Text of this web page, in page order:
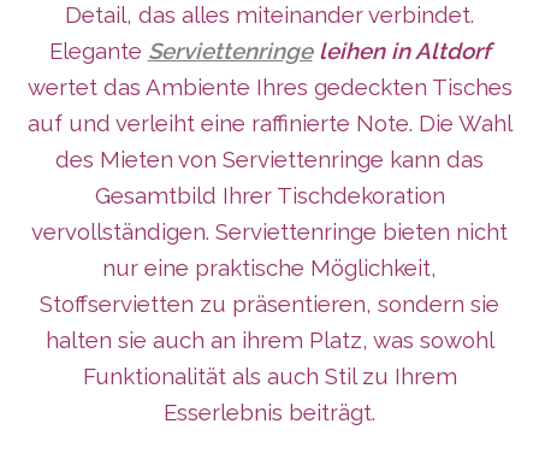
Detail, das alles miteinander verbindet.
Elegante Serviettenringeleihen in Altdorf
wertet das Ambiente Ihres gedeckten Tisches
auf und verleiht eine raffinierte Note. Die Wahl
des Mieten von Serviettenringe kann das
Gesamtbild Ihrer Tischdekoration
vervollständigen. Serviettenringe bieten nicht
nur eine praktische Möglichkeit,
Stoffservietten zu präsentieren, sondern sie
halten sie auch an ihrem Platz, was sowohl
Funktionalität als auch Stil zu Ihrem
Esserlebnis beiträgt.